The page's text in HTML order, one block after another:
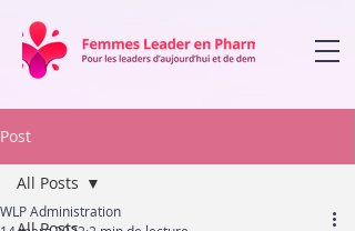
Post
All Posts
WLP Administration